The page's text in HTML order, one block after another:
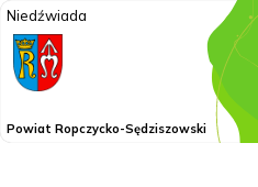
Niedźwiada
Powiat Ropczycko-Sędziszowski